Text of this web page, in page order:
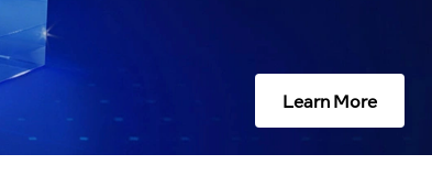
Learn More